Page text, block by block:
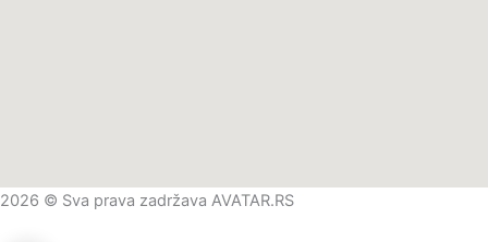
2026 © Sva prava zadržava AVATAR.RS